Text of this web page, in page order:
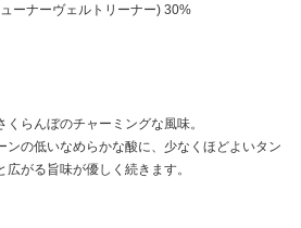
ーヴェルトリーナー) 30%
らんぼのチャーミングな風味。
ンの低いなめらかな酸に、少なくほどよいタン
がる旨味が優しく続きます。